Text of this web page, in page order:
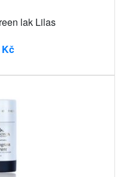
lak Lilas
Kč